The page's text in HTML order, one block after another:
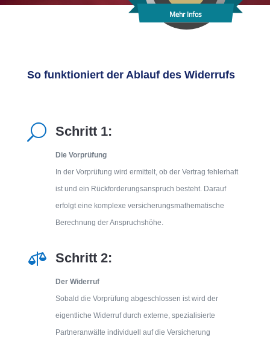
Mehr Infos
So funktioniert der Ablauf des Widerrufs
U Schritt 1:
Die Vorprüfung
In der Vorprüfung wird ermittelt, ob der Vertrag fehlerhaft
ist und ein Rückforderungsanspruch besteht. Darauf
erfolgt eine komplexe versicherungsmathematische
Berechnung der Anspruchshöhe.
 Schritt 2:
Der Widerruf
Sobald die Vorprüfung abgeschlossen ist wird der
eigentliche Widerruf durch externe, spezialisierte
Partneranwälte individuell auf die Versicherung